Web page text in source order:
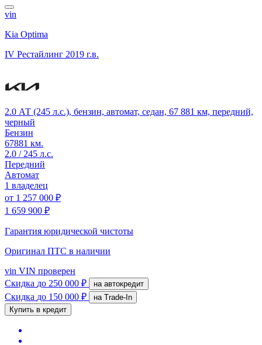
vin
Kia Optima
IV Рестайлинг 2019 г.в.
2.0 АТ (245 л.с.), бензин, автомат, седан, 67 881 км, передний,
черный
Бензин
67881 км.
2.0 / 245 л.с.
Передний
Автомат
1 владелец
от 1 257 000 ₽
1 659 900 ₽
Гарантия юридической чистоты
Оригинал ПТС в наличии
vin VIN проверен
Скидка до 250 000 ₽ на автокредит
Скидка до 150 000 ₽
на Trade-In
Купить в кредит